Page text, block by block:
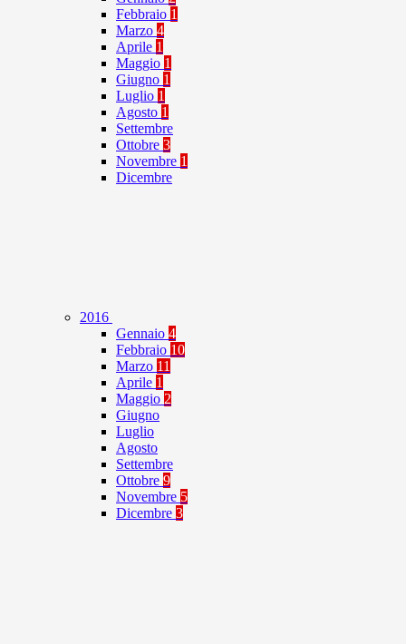
Febbraio 1
Marzo 4
Aprile 1
Maggio 1
Giugno 1
Luglio 1
Agosto 1
Settembre
Ottobre 3
Novembre 1
Dicembre
2016
Gennaio 4
Febbraio 10
Marzo 11
Aprile 1
Maggio 2
Giugno
Luglio
Agosto
Settembre
Ottobre 9
Novembre 5
Dicembre 3